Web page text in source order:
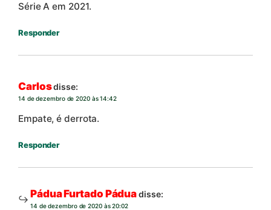
Série A em 2021.
Responder
Carlosdisse:
14 de dezembro de 2020 às 14:42
Empate, é derrota.
Responder
Pádua Furtado Páduadisse:
14 de dezembro de 2020 às 20:02